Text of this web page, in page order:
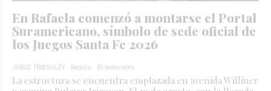
En Rafaela comenzó a montarse el Portal
Suramericano, símbolo de sede oficial de
los Juegos Santa Fe 2026
JORGE TRIBOULEY Región El miércoles
La estructura se encuentra emplazada en avenida Williner